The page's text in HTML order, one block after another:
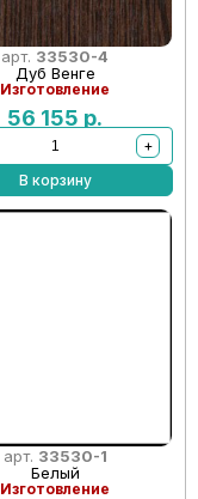
арт. 33530-4
Дуб Венге
Изготовление
56 155 р.
+
В корзину
арт. 33530-1
Белый
Изготовление